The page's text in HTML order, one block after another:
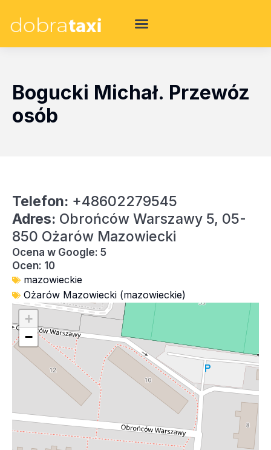
Bogucki Michał. Przewóz
osób
Telefon: +48602279545
Adres: Obrońców Warszawy 5, 05-
850 Ożarów Mazowiecki
Ocena w Google: 5
Ocen: 10
mazowieckie
Ożarów Mazowiecki (mazowieckie)
+
−